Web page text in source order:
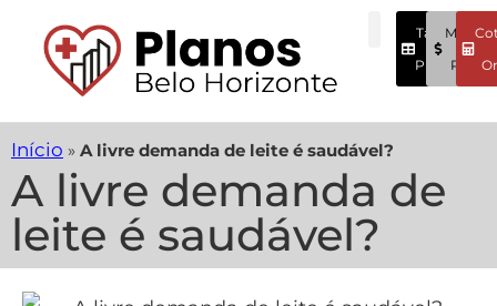
Tabela
PreçosPreços
Início » A livre demanda de leite é saudável?
A livre demanda de
leite é saudável?